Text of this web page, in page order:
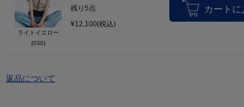
ライトイエロー
(030)
残り 5点
¥12,100(税込)
返品について